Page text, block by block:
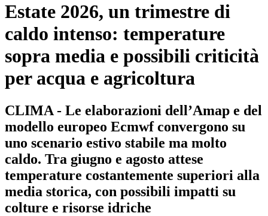
Estate 2026, un trimestre di
caldo intenso: temperature
sopra media e possibili criticità
per acqua e agricoltura
CLIMA - Le elaborazioni dell’Amap e del
modello europeo Ecmwf convergono su
uno scenario estivo stabile ma molto
caldo. Tra giugno e agosto attese
temperature costantemente superiori alla
media storica, con possibili impatti su
colture e risorse idriche